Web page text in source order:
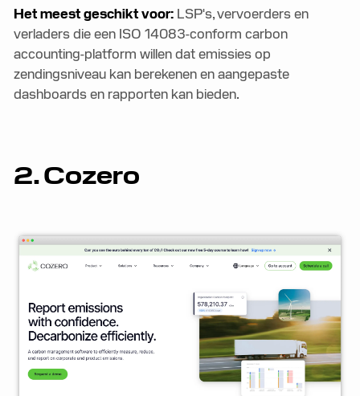
Het meest geschikt voor: LSP's, vervoerders en
verladers die een ISO 14083-conform carbon
accounting-platform willen dat emissies op
zendingsniveau kan berekenen en aangepaste
dashboards en rapporten kan bieden.
2. Cozero